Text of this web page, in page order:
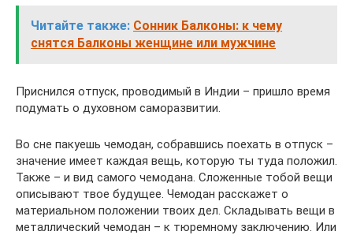
Читайте также: Сонник Балконы: к чему
снятся Балконы женщине или мужчине
Приснился отпуск, проводимый в Индии – пришло время
подумать о духовном саморазвитии.
Во сне пакуешь чемодан, собравшись поехать в отпуск –
значение имеет каждая вещь, которую ты туда положил.
Также – и вид самого чемодана. Сложенные тобой вещи
описывают твое будущее. Чемодан расскажет о
материальном положении твоих дел. Складывать вещи в
металлический чемодан – к тюремному заключению. Или